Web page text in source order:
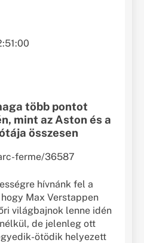
több pontot
mint az Aston és a
összesen
ferme/36587
hívnánk fel a
Max Verstappen
világbajnok lenne idén
de jelenleg ott
ötödik helyezett